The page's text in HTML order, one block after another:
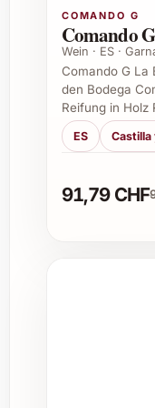
auf der
Anlässe zum
Pistache Rosé
Einladung
Häufig
Pistache
COMANDO G
Comando
Wein · ES ·
Comando G La
den Bodega
Reifung in Holz
ES Castilla
91,79 CHF